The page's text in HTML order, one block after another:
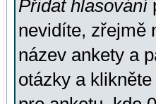
Přidat hlasování
nevidíte, zřejmě
název ankety a
otázky a